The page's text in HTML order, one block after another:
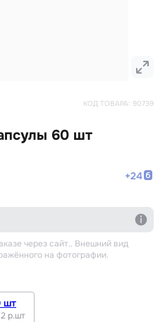
КОД ТОВАРА: 90739
60 шт
+24
через сайт.. Внешний вид
на фотографии.
шт
р.шт